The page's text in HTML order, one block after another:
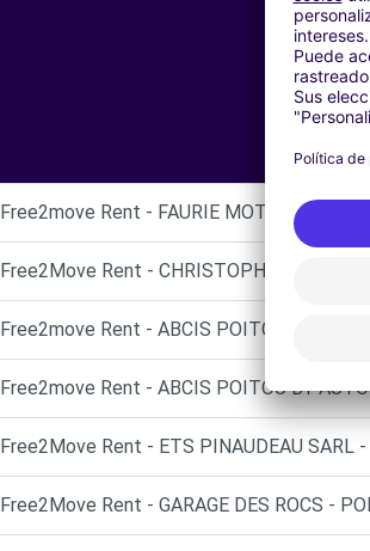
Free2move Rent - FAURIE MOTOR
Free2Move Rent - CHRISTOPHE
Free2move Rent - ABCIS POITOU BY
Free2move Rent - ABCIS POITOU BY
Free2Move Rent - ETS PINAUDEAU SARL -
Free2Move Rent - GARAGE DES ROCS -